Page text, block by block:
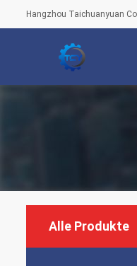
Hangzhou Taichuanyuan
Alle Produkte